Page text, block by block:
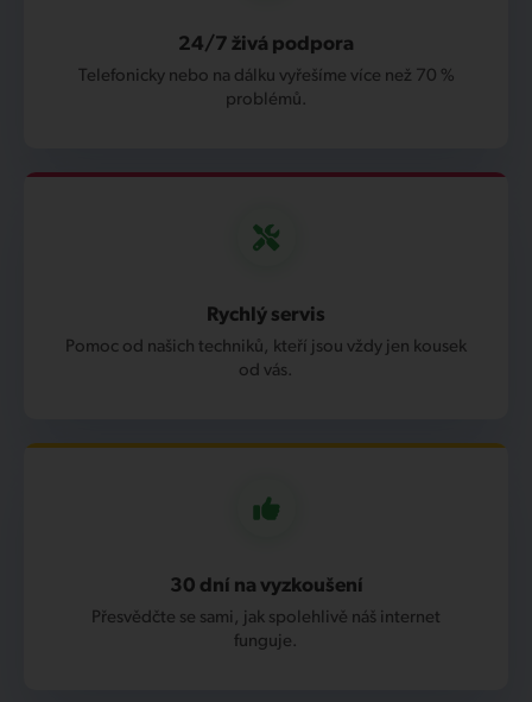
24/7 živá podpora
Telefonicky nebo na dálku vyřešíme více než 70 %
problémů.
Rychlý servis
Pomoc od našich techniků, kteří jsou vždy jen kousek
od vás.
30 dní na vyzkoušení
Přesvědčte se sami, jak spolehlivě náš internet
funguje.